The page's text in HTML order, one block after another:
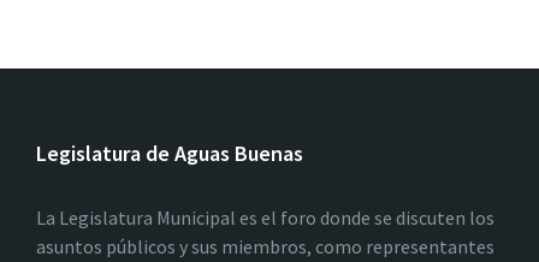
Legislatura de Aguas Buenas
La Legislatura Municipal es el foro donde se discuten los
asuntos públicos y sus miembros, como representantes